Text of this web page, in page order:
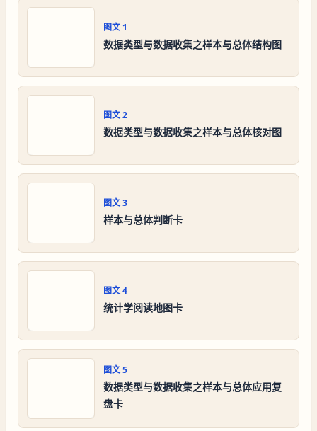
图文 1
数据类型与数据收集之样本与总体结构图
图文2
数据类型与数据收集之样本与总体核对图
图文3
样本与总体判断卡
图文4
统计学阅读地图卡
图文5
数据类型与数据收集之样本与总体应用复
盘卡